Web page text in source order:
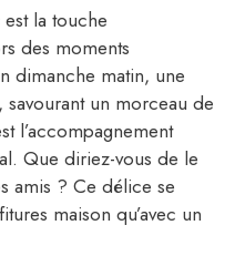
est la touche
des moments
dimanche matin, une
savourant un morceau de
l’accompagnement
Que diriez-vous de le
amis ? Ce délice se
maison qu’avec un